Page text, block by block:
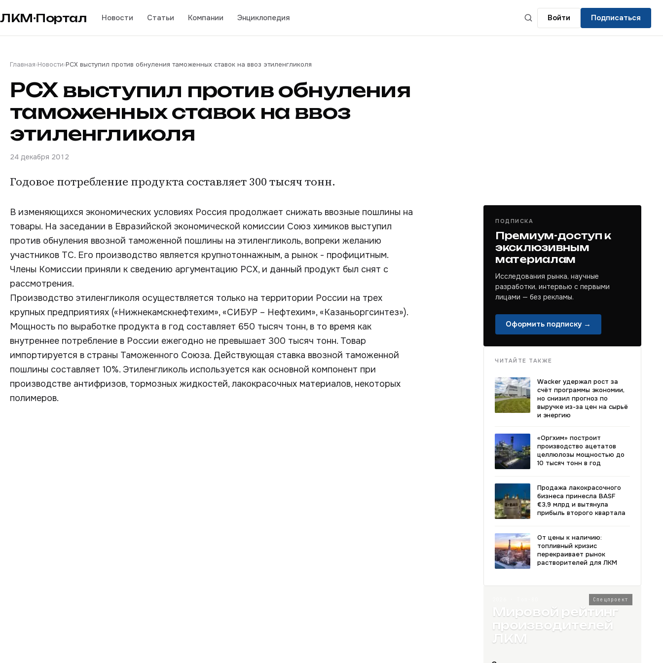
ЛКМ·Портал Новости Статьи Компании Энциклопедия Войти Подписаться
Главная›Новости›РСХ выступил против обнуления таможенных ставок на ввоз этиленгликоля
РСХ выступил против обнуления
таможенных ставок на ввоз
этиленгликоля
24 декабря 2012
Годовое потребление продукта составляет 300 тысяч тонн.
В изменяющихся экономических условиях Россия продолжает снижать ввозные пошлины на
товары. На заседании в Евразийской экономической комиссии Союз химиков выступил
против обнуления ввозной таможенной пошлины на этиленгликоль, вопреки желанию
участников ТС. Его производство является крупнотоннажным, а рынок - профицитным.
Члены Комиссии приняли к сведению аргументацию РСХ, и данный продукт был снят с
рассмотрения.
Производство этиленгликоля осуществляется только на территории России на трех
крупных предприятиях («Нижнекамскнефтехим», «СИБУР – Нефтехим», «Казаньоргсинтез»).
Мощность по выработке продукта в год составляет 650 тысяч тонн, в то время как
внутреннее потребление в России ежегодно не превышает 300 тысяч тонн. Товар
импортируется в страны Таможенного Союза. Действующая ставка ввозной таможенной
пошлины составляет 10%. Этиленгликоль используется как основной компонент при
производстве антифризов, тормозных жидкостей, лакокрасочных материалов, некоторых
полимеров.
ПОДПИСКА
Премиум-доступ к
эксклюзивным
материалам
Исследования рынка, научные
разработки, интервью с первыми
лицами — без рекламы.
Оформить подписку →
ЧИТАЙТЕ ТАКЖЕ
Wacker удержал рост за
счёт программы экономии,
но снизил прогноз по
выручке из-за цен на сырьё
и энергию
«Оргхим» построит
производство ацетатов
целлюлозы мощностью до
10 тысяч тонн в год
Продажа лакокрасочного
бизнеса принесла BASF
€3,9 млрд и вытянула
прибыль второго квартала
От цены к наличию:
топливный кризис
перекраивает рынок
растворителей для ЛКМ
Спецпроект
Мировой рейтинг
производителей
ЛКМ